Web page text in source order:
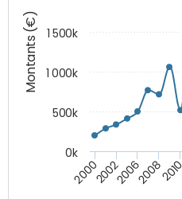
Montants (€)
20002002200620082010
0k
500k
1 000k
1 500k